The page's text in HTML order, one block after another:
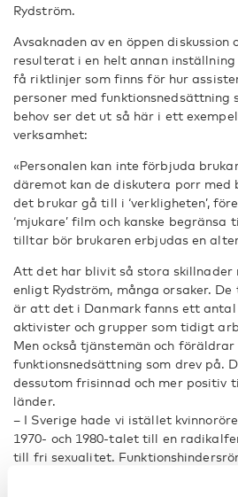
Rydström.
Avsaknaden av en öppen diskussion
resulterat i en helt annan
få riktlinjer som finns för hur
personer med funktionsnedsättning
behov ser det ut så här i ett
verksamhet:
«Personalen kan inte förbjuda
däremot kan de diskutera porr med
det brukar gå till i ‘verkligheten’,
‘mjukare’ film och kanske
tilltar bör brukaren erbjudas en
Att det har blivit så stora skillnader
enligt Rydström, många orsaker.
är att det i Danmark fanns ett antal
aktivister och grupper som tidigt
Men också tjänstemän och
funktionsnedsättning som drev på.
dessutom frisinnad och mer positiv
länder.
– I Sverige hade vi istället
1970- och 1980-talet till en
till fri sexualitet.
ointresserad av frågorna. Det har
finns en stor osäkerhet kring